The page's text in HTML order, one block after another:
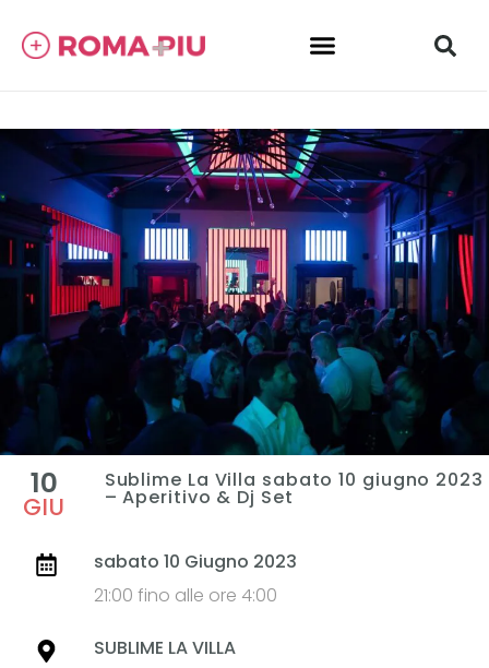
10
GIU
Sublime La Villa sabato 10 giugno 2023
– Aperitivo & Dj Set
sabato 10 Giugno 2023
21:00 fino alle ore 4:00
SUBLIME LA VILLA